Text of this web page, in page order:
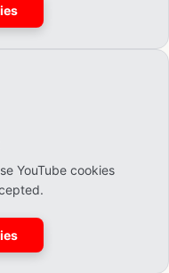
YouTube cookies